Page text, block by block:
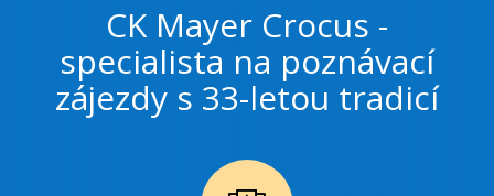
CK Mayer Crocus -
specialista na poznávací
zájezdy s 33-letou tradicí